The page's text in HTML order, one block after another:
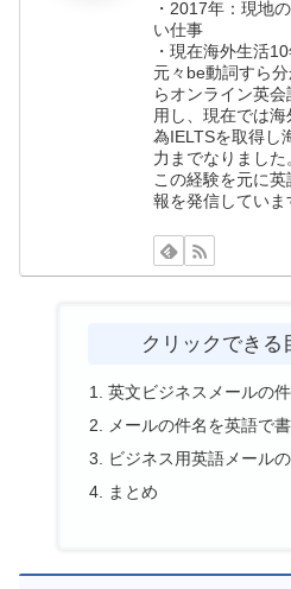
・2017年：現地
い仕事
・現在海外生活
元々be動詞すら
らオンライン英
用し、現在では
為IELTSを取得し
力までなりました
この経験を元に
報を発信していま
クリックできる
英文ビジネスメールの
メールの件名を英語で
ビジネス用英語メール
まとめ